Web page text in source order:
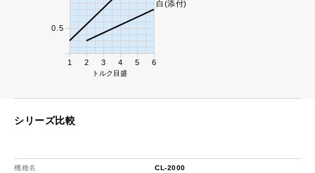
1 2 3 4 5 6
トルク目盛
0.5
白(添付)
シリーズ比較
機種名 CL-2000